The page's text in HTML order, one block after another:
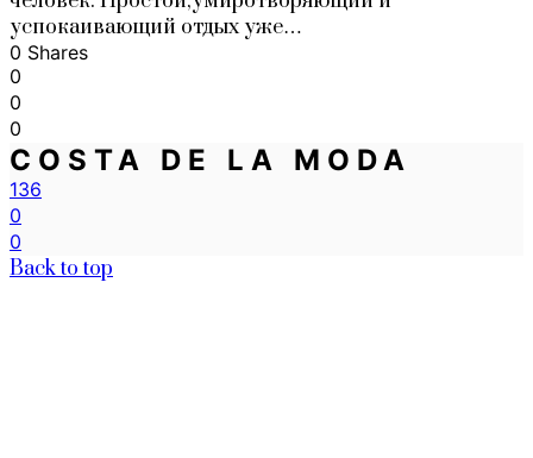
успокаивающий отдых уже…
0 Shares
0
0
0
COSTA DE LA MODA
136
0
0
Back to top